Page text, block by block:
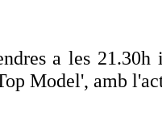
a les
Model', amb